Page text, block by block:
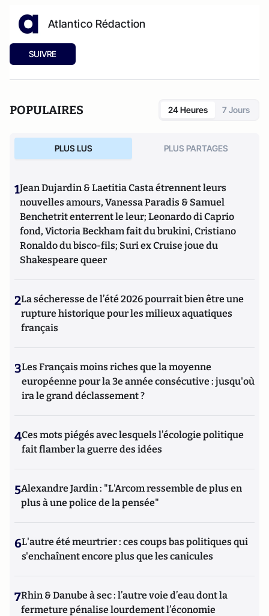
Atlantico Rédaction
SUIVRE
POPULAIRES 24 Heures 7 Jours
PLUS LUS PLUS PARTAGES
1Jean Dujardin & Laetitia Casta étrennent leurs
nouvelles amours, Vanessa Paradis & Samuel
Benchetrit enterrent le leur; Leonardo di Caprio
fond, Victoria Beckham fait du brukini, Cristiano
Ronaldo du bisco-fils; Suri ex Cruise joue du
Shakespeare queer
2La sécheresse de l’été 2026 pourrait bien être une
rupture historique pour les milieux aquatiques
français
3Les Français moins riches que la moyenne
européenne pour la 3e année consécutive : jusqu'où
ira le grand déclassement ?
4Ces mots piégés avec lesquels l’écologie politique
fait flamber la guerre des idées
5Alexandre Jardin : "L'Arcom ressemble de plus en
plus à une police de la pensée"
6L'autre été meurtrier : ces coups bas politiques qui
s'enchaînent encore plus que les canicules
7Rhin & Danube à sec : l’autre voie d’eau dont la
fermeture pénalise lourdement l’économie